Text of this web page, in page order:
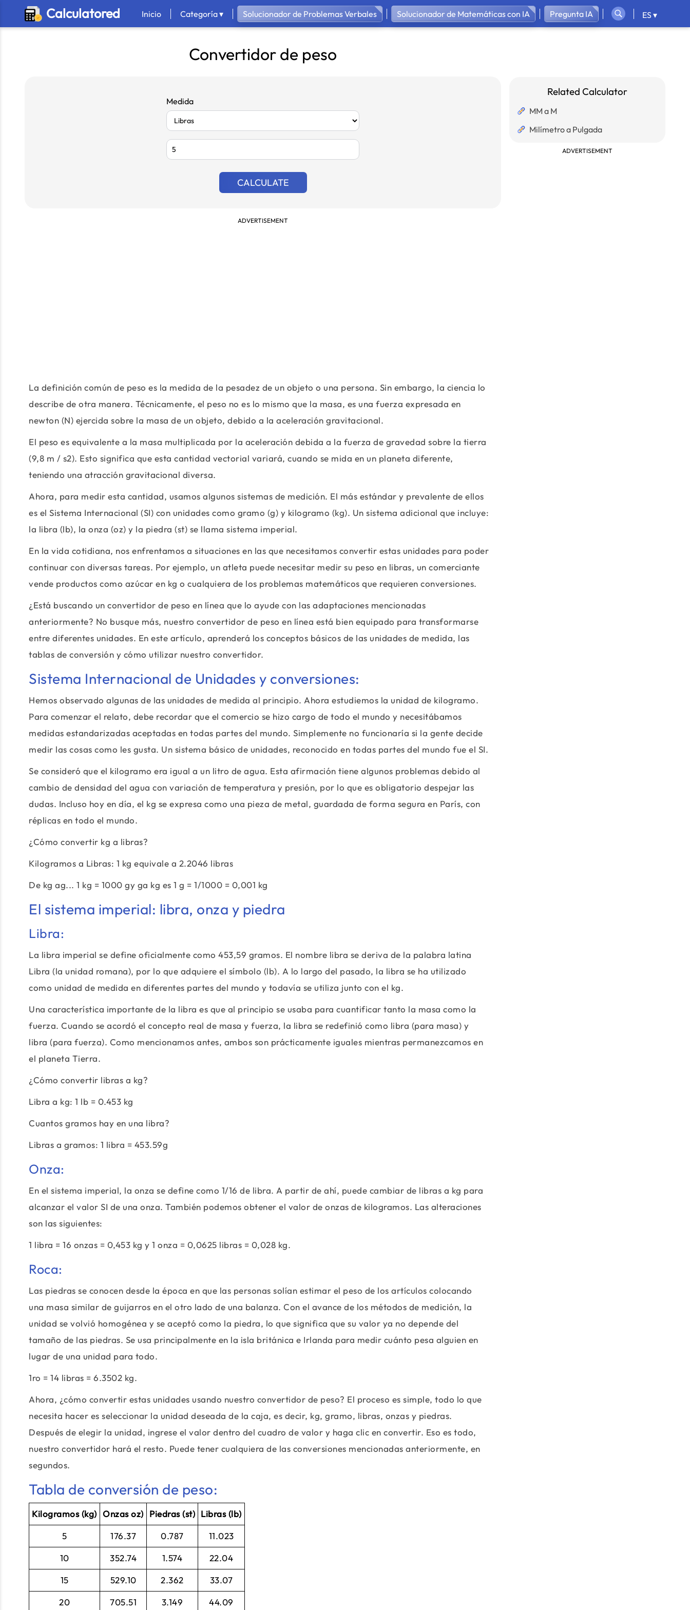
Calculatored Inicio Categoría ▾ Solucionador de Problemas Verbales Solucionador de Matemáticas con IA Pregunta IA ES ▾
Convertidor de peso
Medida
CALCULATE
ADVERTISEMENT
La definición común de peso es la medida de la pesadez de un objeto o una persona. Sin embargo, la ciencia lo
describe de otra manera. Técnicamente, el peso no es lo mismo que la masa, es una fuerza expresada en
newton (N) ejercida sobre la masa de un objeto, debido a la aceleración gravitacional.
El peso es equivalente a la masa multiplicada por la aceleración debida a la fuerza de gravedad sobre la tierra
(9,8 m / s2). Esto significa que esta cantidad vectorial variará, cuando se mida en un planeta diferente,
teniendo una atracción gravitacional diversa.
Ahora, para medir esta cantidad, usamos algunos sistemas de medición. El más estándar y prevalente de ellos
es el Sistema Internacional (SI) con unidades como gramo (g) y kilogramo (kg). Un sistema adicional que incluye:
la libra (lb), la onza (oz) y la piedra (st) se llama sistema imperial.
En la vida cotidiana, nos enfrentamos a situaciones en las que necesitamos convertir estas unidades para poder
continuar con diversas tareas. Por ejemplo, un atleta puede necesitar medir su peso en libras, un comerciante
vende productos como azúcar en kg o cualquiera de los problemas matemáticos que requieren conversiones.
¿Está buscando un convertidor de peso en línea que lo ayude con las adaptaciones mencionadas
anteriormente? No busque más, nuestro convertidor de peso en línea está bien equipado para transformarse
entre diferentes unidades. En este artículo, aprenderá los conceptos básicos de las unidades de medida, las
tablas de conversión y cómo utilizar nuestro convertidor.
Sistema Internacional de Unidades y conversiones:
Hemos observado algunas de las unidades de medida al principio. Ahora estudiemos la unidad de kilogramo.
Para comenzar el relato, debe recordar que el comercio se hizo cargo de todo el mundo y necesitábamos
medidas estandarizadas aceptadas en todas partes del mundo. Simplemente no funcionaría si la gente decide
medir las cosas como les gusta. Un sistema básico de unidades, reconocido en todas partes del mundo fue el SI.
Se consideró que el kilogramo era igual a un litro de agua. Esta afirmación tiene algunos problemas debido al
cambio de densidad del agua con variación de temperatura y presión, por lo que es obligatorio despejar las
dudas. Incluso hoy en día, el kg se expresa como una pieza de metal, guardada de forma segura en París, con
réplicas en todo el mundo.
¿Cómo convertir kg a libras?
Kilogramos a Libras: 1 kg equivale a 2.2046 libras
De kg ag... 1 kg = 1000 gy ga kg es 1 g = 1/1000 = 0,001 kg
El sistema imperial: libra, onza y piedra
Libra:
La libra imperial se define oficialmente como 453,59 gramos. El nombre libra se deriva de la palabra latina
Libra (la unidad romana), por lo que adquiere el símbolo (lb). A lo largo del pasado, la libra se ha utilizado
como unidad de medida en diferentes partes del mundo y todavía se utiliza junto con el kg.
Una característica importante de la libra es que al principio se usaba para cuantificar tanto la masa como la
fuerza. Cuando se acordó el concepto real de masa y fuerza, la libra se redefinió como libra (para masa) y
libra (para fuerza). Como mencionamos antes, ambos son prácticamente iguales mientras permanezcamos en
el planeta Tierra.
¿Cómo convertir libras a kg?
Libra a kg: 1 lb = 0.453 kg
Cuantos gramos hay en una libra?
Libras a gramos: 1 libra = 453.59g
Onza:
En el sistema imperial, la onza se define como 1/16 de libra. A partir de ahí, puede cambiar de libras a kg para
alcanzar el valor SI de una onza. También podemos obtener el valor de onzas de kilogramos. Las alteraciones
son las siguientes:
1 libra = 16 onzas = 0,453 kg y 1 onza = 0,0625 libras = 0,028 kg.
Roca:
Las piedras se conocen desde la época en que las personas solían estimar el peso de los artículos colocando
una masa similar de guijarros en el otro lado de una balanza. Con el avance de los métodos de medición, la
unidad se volvió homogénea y se aceptó como la piedra, lo que significa que su valor ya no depende del
tamaño de las piedras. Se usa principalmente en la isla británica e Irlanda para medir cuánto pesa alguien en
lugar de una unidad para todo.
1ro = 14 libras = 6.3502 kg.
Ahora, ¿cómo convertir estas unidades usando nuestro convertidor de peso? El proceso es simple, todo lo que
necesita hacer es seleccionar la unidad deseada de la caja, es decir, kg, gramo, libras, onzas y piedras.
Después de elegir la unidad, ingrese el valor dentro del cuadro de valor y haga clic en convertir. Eso es todo,
nuestro convertidor hará el resto. Puede tener cualquiera de las conversiones mencionadas anteriormente, en
segundos.
Tabla de conversión de peso:
Kilogramos (kg) Onzas oz) Piedras (st) Libras (lb)
5 176.37 0.787 11.023
10 352.74 1.574 22.04
15 529.10 2.362 33.07
20 705.51 3.149 44.09
Related Calculator
MM a M
Milímetro a Pulgada
ADVERTISEMENT